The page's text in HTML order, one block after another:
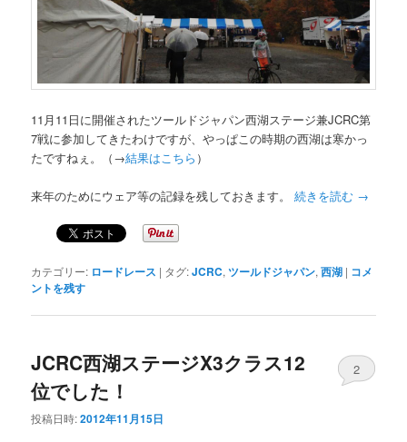
11月11日に開催されたツールドジャパン西湖ステージ兼JCRC第
7戦に参加してきたわけですが、やっぱこの時期の西湖は寒かっ
たですねぇ。（→結果はこちら ）
来年のためにウェア等の記録を残しておきます。続きを読む →
カテゴリー: ロードレース | タグ:JCRC,ツールドジャパン,西湖 | コメ
ントを残す
JCRC西湖ステージX3クラス12
位でした！
投稿日時:2012年11月15日
2